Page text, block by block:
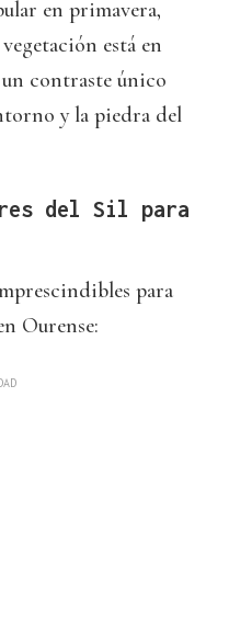
en primavera,
está en
contraste único
y la piedra del
del Sil para
para
Ourense: